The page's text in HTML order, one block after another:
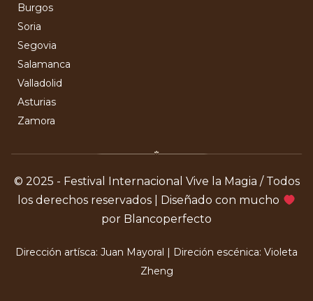
Burgos
Soria
Segovia
Salamanca
Valladolid
Asturias
Zamora
© 2025 - Festival Internacional Vive la Magia / Todos
los derechos reservados | Diseñado con mucho
por Blancoperfecto
Dirección artísca: Juan Mayoral | Direción escénica: Violeta
Zheng